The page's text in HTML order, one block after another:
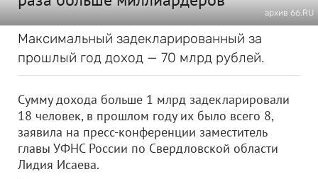
архив 66.RU
Максимальный задекларированный за
прошлый год доход — 70 млрд рублей.
Сумму дохода больше 1 млрд задекларировали
18 человек, в прошлом году их было всего 8,
заявила на пресс-конференции заместитель
главы УФНС России по Свердловской области
Лидия Исаева.